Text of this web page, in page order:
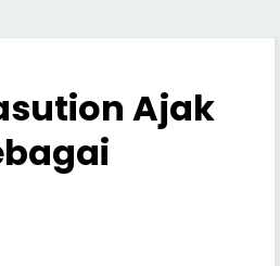
Ajak